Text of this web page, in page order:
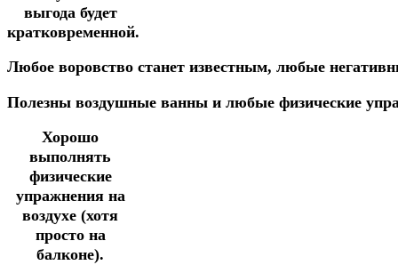
выгода будет
кратковременной.
Любое воровство станет известным, любые
Полезны воздушные ванны и любые физические
Хорошо
выполнять
физические
упражнения на
воздухе (хотя
просто на
балконе).